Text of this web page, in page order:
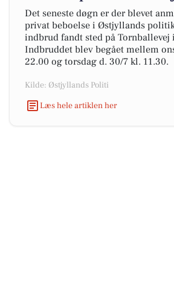
Det seneste døgn er der blevet
privat beboelse i Østjyllands
indbrud fandt sted på Tornballevej
Indbruddet blev begået mellem
22.00 og torsdag d. 30/7 kl. 11.30.
Kilde: Østjyllands Politi
Læs hele artiklen her